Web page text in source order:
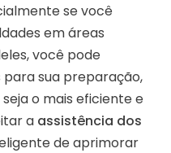
se você
em áreas
você pode
sua preparação,
o mais eficiente e
a assistência dos
de aprimorar